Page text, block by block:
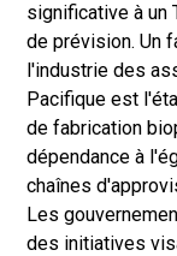
significative à un
de prévision. Un
l'industrie des
Pacifique est
de fabrication
dépendance à
chaînes
Les
des initiatives